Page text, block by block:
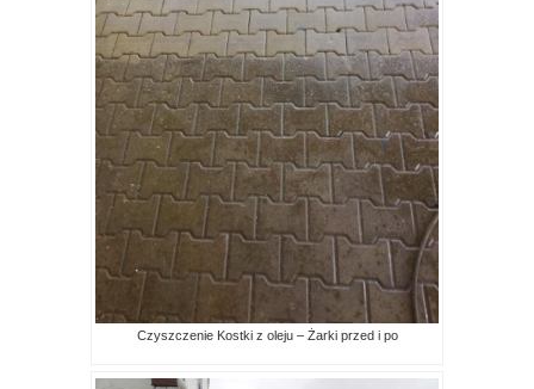
Czyszczenie Kostki z oleju – Żarki przed i po